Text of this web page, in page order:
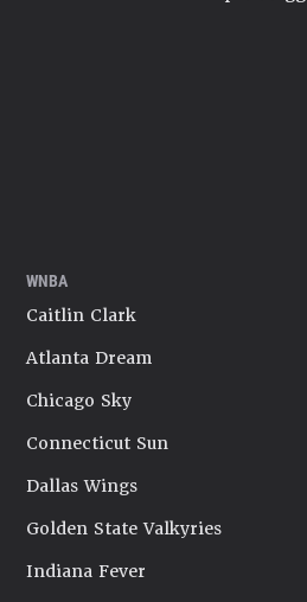
WNBA
Caitlin Clark
Atlanta Dream
Chicago Sky
Connecticut Sun
Dallas Wings
Golden State Valkyries
Indiana Fever